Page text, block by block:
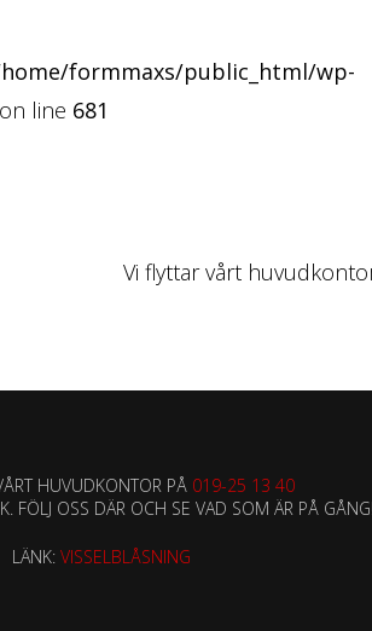
formmaxs/public_html/wp-
on line 681
Vi flyttar vårt
HUVUDKONTOR PÅ 019-25 13 40
FÖLJ OSS DÄR OCH SE VAD SOM ÄR PÅ
LÄNK: VISSELBLÅSNING